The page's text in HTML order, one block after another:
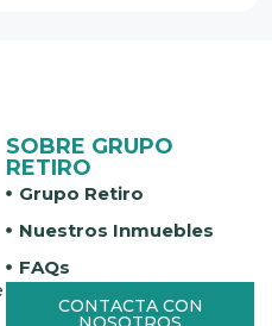
SOBRE GRUPO
RETIRO
Grupo Retiro
Nuestros Inmuebles
FAQs
CONTACTA CON